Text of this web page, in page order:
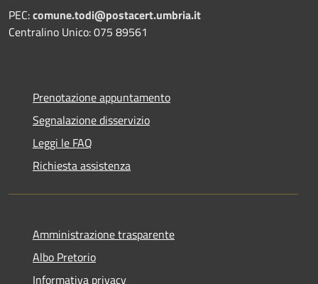
PEC:comune.todi@postacert.umbria.it
Centralino Unico: 075 89561
Prenotazione appuntamento
Segnalazione disservizio
Leggi le FAQ
Richiesta assistenza
Amministrazione trasparente
Albo Pretorio
Informativa privacy